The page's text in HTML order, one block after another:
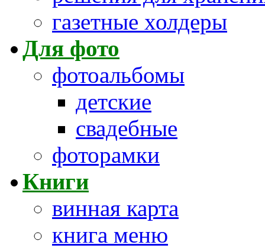
газетные холдеры
Для фото
фотоальбомы
детские
свадебные
фоторамки
Книги
винная карта
книга меню